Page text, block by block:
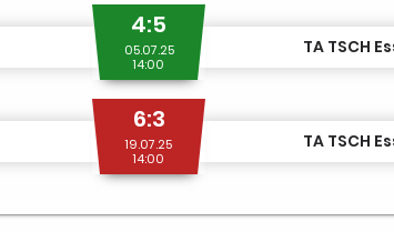
4:5
05.07.25
14:00
TA TSCH
6:3
19.07.25
14:00
TA TSCH